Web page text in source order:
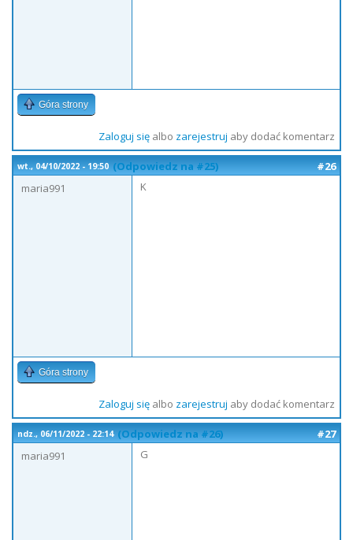
Góra strony
Zaloguj sięalbo zarejestruj aby dodać komentarz
wt., 04/10/2022 - 19:50 (Odpowiedz na #25)
#26
maria991
K
Góra strony
Zaloguj sięalbo zarejestruj aby dodać komentarz
ndz., 06/11/2022 - 22:14 (Odpowiedz na #26)
#27
maria991
G